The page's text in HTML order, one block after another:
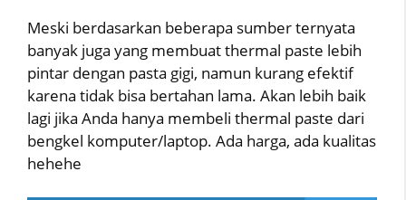
Meski berdasarkan beberapa sumber ternyata
banyak juga yang membuat thermal paste lebih
pintar dengan pasta gigi, namun kurang efektif
karena tidak bisa bertahan lama. Akan lebih baik
lagi jika Anda hanya membeli thermal paste dari
bengkel komputer/laptop. Ada harga, ada kualitas
hehehe